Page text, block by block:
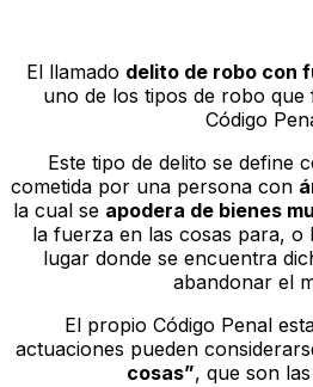
El llamado delito de robo con
uno de los tipos de robo
Código
Este tipo de delito se define
cometida por una persona con
la cual se apodera de bienes
la fuerza en las cosas para, o
lugar donde se encuentra
abandonar el
El propio Código Penal
actuaciones pueden
cosas”, que son